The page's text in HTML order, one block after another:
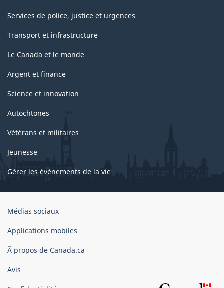
Services de police, justice et urgences
Transport et infrastructure
Le Canada et le monde
Argent et finance
Science et innovation
Autochtones
Vétérans et militaires
Jeunesse
Gérer les événements de la vie
Organisation
gouvernement
Canada
Médias sociaux
Applications mobiles
Ã propos de Canada.ca
Avis